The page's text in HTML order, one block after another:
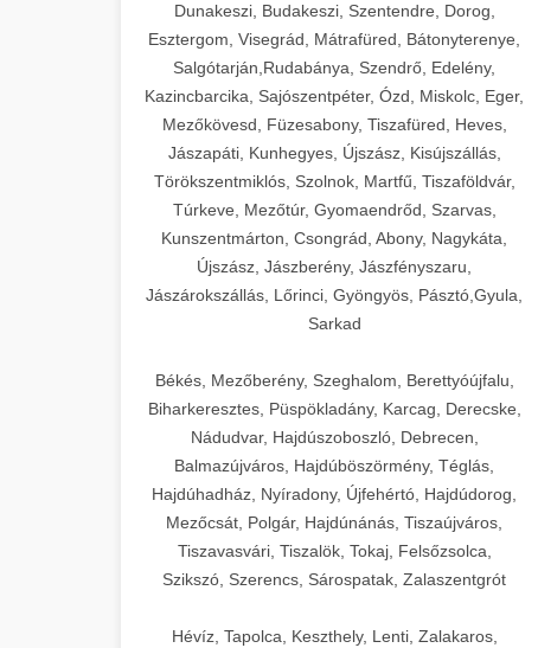
Dunakeszi, Budakeszi, Szentendre, Dorog,
Esztergom, Visegrád, Mátrafüred, Bátonyterenye,
Salgótarján,Rudabánya, Szendrő, Edelény,
Kazincbarcika, Sajószentpéter, Ózd, Miskolc, Eger,
Mezőkövesd, Füzesabony, Tiszafüred, Heves,
Jászapáti, Kunhegyes, Újszász, Kisújszállás,
Törökszentmiklós, Szolnok, Martfű, Tiszaföldvár,
Túrkeve, Mezőtúr, Gyomaendrőd, Szarvas,
Kunszentmárton, Csongrád, Abony, Nagykáta,
Újszász, Jászberény, Jászfényszaru,
Jászárokszállás, Lőrinci, Gyöngyös, Pásztó,Gyula,
Sarkad
Békés, Mezőberény, Szeghalom, Berettyóújfalu,
Biharkeresztes, Püspökladány, Karcag, Derecske,
Nádudvar, Hajdúszoboszló, Debrecen,
Balmazújváros, Hajdúböszörmény, Téglás,
Hajdúhadház, Nyíradony, Újfehértó, Hajdúdorog,
Mezőcsát, Polgár, Hajdúnánás, Tiszaújváros,
Tiszavasvári, Tiszalök, Tokaj, Felsőzsolca,
Szikszó, Szerencs, Sárospatak, Zalaszentgrót
Hévíz, Tapolca, Keszthely, Lenti, Zalakaros,